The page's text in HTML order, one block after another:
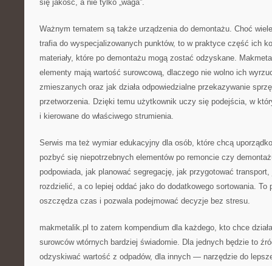
się jakość, a nie tylko „waga”.
Ważnym tematem są także urządzenia do demontażu. Choć
trafia do wyspecjalizowanych punktów, to w praktyce część ich
materiały, które po demontażu mogą zostać odzyskane.
elementy mają wartość surowcową, dlaczego nie wolno ich
zmieszanych oraz jak działa odpowiedzialne przekazywanie
przetworzenia. Dzięki temu użytkownik uczy się podejścia, w
i kierowane do właściwego strumienia.
Serwis ma też wymiar edukacyjny dla osób, które chcą
pozbyć się niepotrzebnych elementów po remoncie czy
podpowiada, jak planować segregację, jak przygotować
rozdzielić, a co lepiej oddać jako do dodatkowego sortowania. To
oszczędza czas i pozwala podejmować decyzje bez stresu.
makmetalik.pl to zatem kompendium dla każdego, kto chce
surowców wtórnych bardziej świadomie. Dla jednych będzie to
odzyskiwać wartość z odpadów, dla innych — narzędzie do